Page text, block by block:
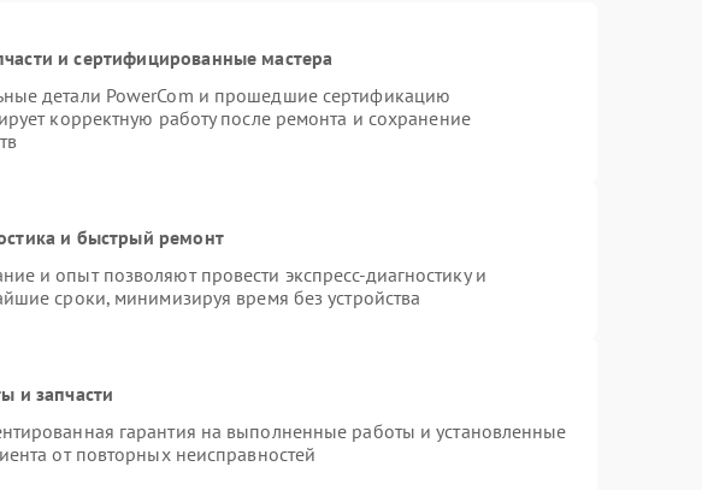
и сертифицированные мастера
детали PowerCom и прошедшие сертификацию
корректную работу после ремонта и сохранение
и быстрый ремонт
и опыт позволяют провести экспресс-диагностику и
сроки, минимизируя время без устройства
и запчасти
гарантия на выполненные работы и установленные
от повторных неисправностей